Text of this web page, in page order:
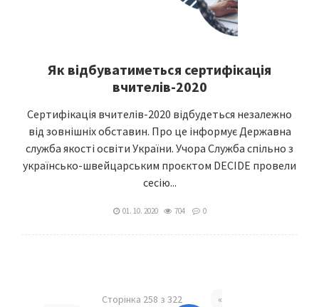
Як відбуватиметься сертифікація
вчителів-2020
Сертифікація вчителів-2020 відбудеться незалежно
від зовнішніх обставин. Про це інформує Державна
служба якості освіти України. Учора Служба спільно з
українсько-швейцарським проєктом DECIDE провели
сесію...
01. 10. 2020 704 0
Сторінка 258 з 322
«